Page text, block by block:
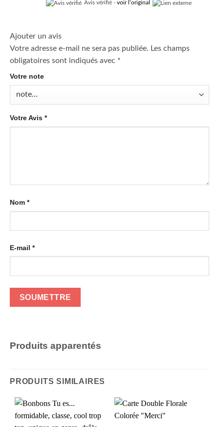
Avis vérifié - voir l’original
Ajouter un avis
Votre adresse e-mail ne sera pas publiée. Les champs
obligatoires sont indiqués avec *
Votre note
Votre Avis *
Nom *
E-mail *
Produits apparentés
PRODUITS SIMILAIRES